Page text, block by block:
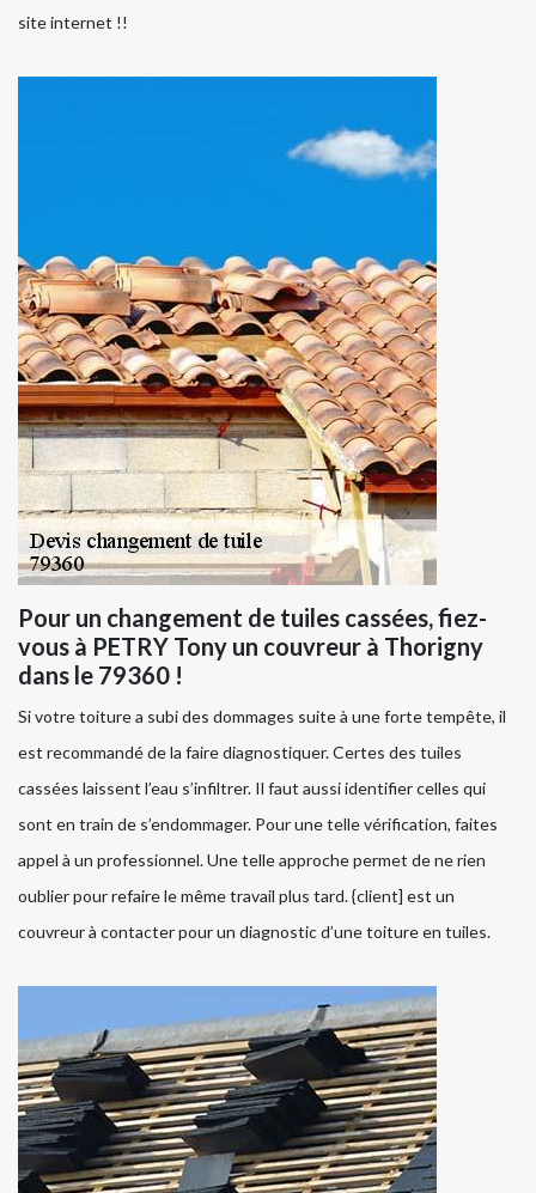
site internet !!
Pour un changement de tuiles cassées, fiez-
vous à PETRY Tony un couvreur à Thorigny
dans le 79360 !
Si votre toiture a subi des dommages suite à une forte tempête, il
est recommandé de la faire diagnostiquer. Certes des tuiles
cassées laissent l’eau s’infiltrer. Il faut aussi identifier celles qui
sont en train de s’endommager. Pour une telle vérification, faites
appel à un professionnel. Une telle approche permet de ne rien
oublier pour refaire le même travail plus tard. {client] est un
couvreur à contacter pour un diagnostic d’une toiture en tuiles.